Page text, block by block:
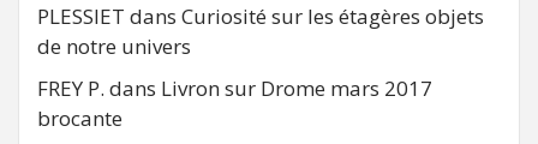
PLESSIET dans Curiosité sur les étagères objets
de notre univers
FREY P. dans Livron sur Drome mars 2017
brocante